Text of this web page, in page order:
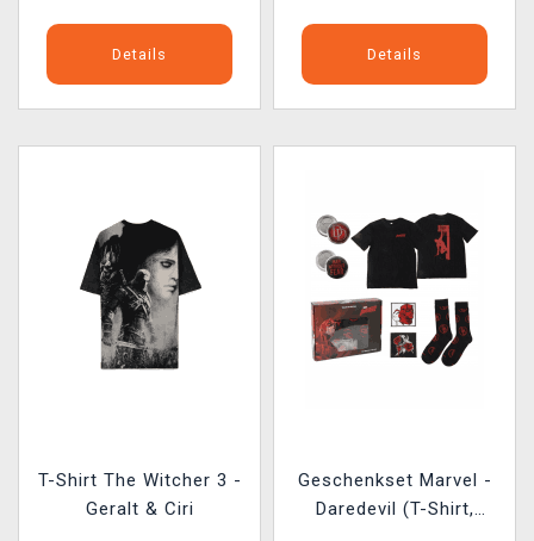
Details Details
T-Shirt The Witcher 3 -
Geralt & Ciri
Geschenkset Marvel -
Daredevil (T-Shirt,